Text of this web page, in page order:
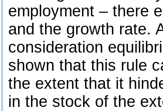
employment – there
and the growth rate.
consideration
shown that this rule
the extent that it
in the stock of the